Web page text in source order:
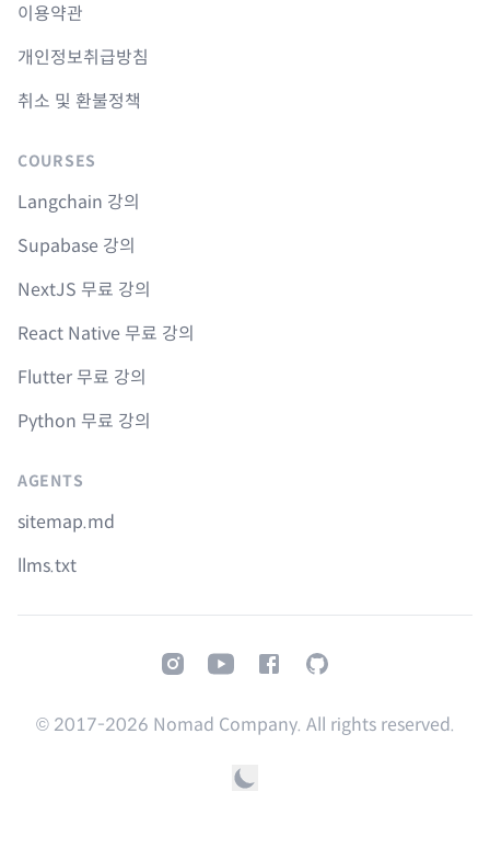
이용약관
개인정보취급방침
취소 및 환불정책
COURSES
Langchain 강의
Supabase 강의
NextJS 무료 강의
React Native 무료 강의
Flutter 무료 강의
Python 무료 강의
AGENTS
sitemap.md
llms.txt
InstagramYoutubeFacebookGitHub
© 2017-2026 Nomad Company. All rights reserved.